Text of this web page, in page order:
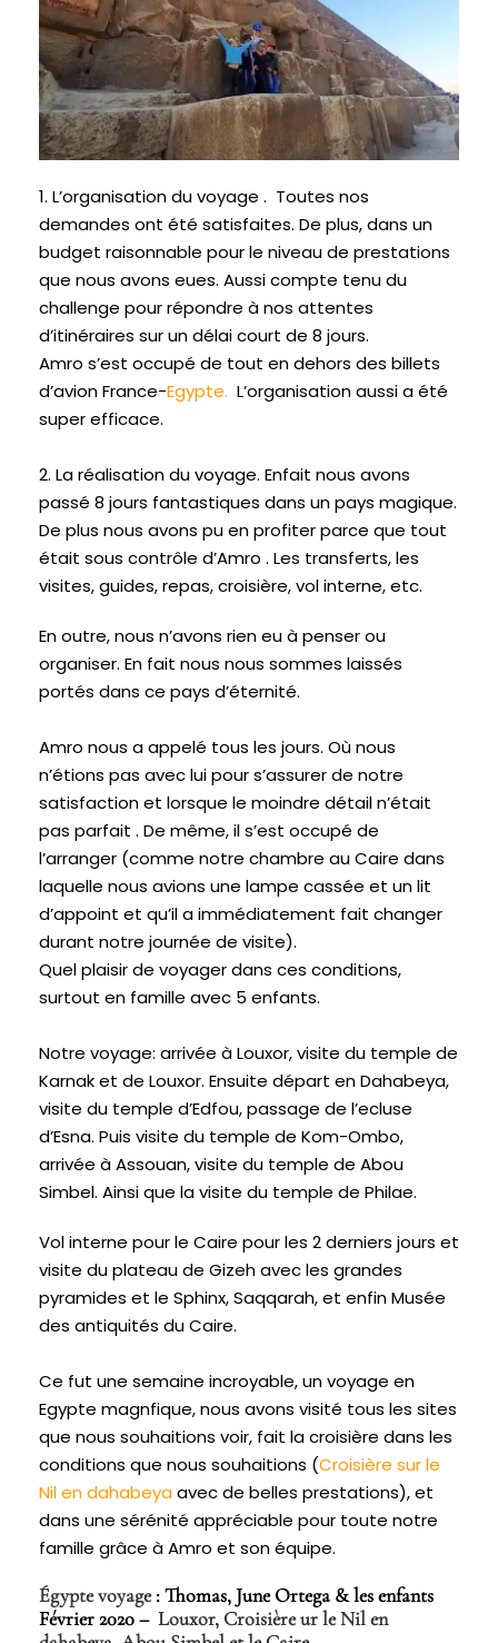
1. L’organisation du voyage . Toutes nos
demandes ont été satisfaites. De plus, dans un
budget raisonnable pour le niveau de prestations
que nous avons eues. Aussi compte tenu du
challenge pour répondre à nos attentes
d’itinéraires sur un délai court de 8 jours.
Amro s’est occupé de tout en dehors des billets
d’avion France-Egypte. L’organisation aussi a été
super efficace.
2. La réalisation du voyage. Enfait nous avons
passé 8 jours fantastiques dans un pays magique.
De plus nous avons pu en profiter parce que tout
était sous contrôle d’Amro . Les transferts, les
visites, guides, repas, croisière, vol interne, etc.
En outre, nous n’avons rien eu à penser ou
organiser. En fait nous nous sommes laissés
portés dans ce pays d’éternité.
Amro nous a appelé tous les jours. Où nous
n’étions pas avec lui pour s’assurer de notre
satisfaction et lorsque le moindre détail n’était
pas parfait . De même, il s’est occupé de
l’arranger (comme notre chambre au Caire dans
laquelle nous avions une lampe cassée et un lit
d’appoint et qu’il a immédiatement fait changer
durant notre journée de visite).
Quel plaisir de voyager dans ces conditions,
surtout en famille avec 5 enfants.
Notre voyage: arrivée à Louxor, visite du temple de
Karnak et de Louxor. Ensuite départ en Dahabeya,
visite du temple d’Edfou, passage de l’ecluse
d’Esna. Puis visite du temple de Kom-Ombo,
arrivée à Assouan, visite du temple de Abou
Simbel. Ainsi que la visite du temple de Philae.
Vol interne pour le Caire pour les 2 derniers jours et
visite du plateau de Gizeh avec les grandes
pyramides et le Sphinx, Saqqarah, et enfin Musée
des antiquités du Caire.
Ce fut une semaine incroyable, un voyage en
Egypte magnfique, nous avons visité tous les sites
que nous souhaitions voir, fait la croisière dans les
conditions que nous souhaitions (Croisière sur le
Nil en dahabeyaavec de belles prestations), et
dans une sérénité appréciable pour toute notre
famille grâce à Amro et son équipe.
Égypte voyage: Thomas, June Ortega & les enfants
Février 2020 – Louxor, Croisière ur le Nil en